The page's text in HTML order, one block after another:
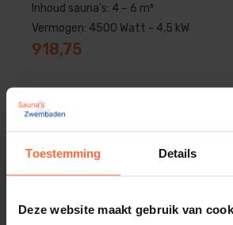
Toestemming Details
Deze website maakt gebruik van
Inhoud sauna's: 4 – 6 m³
Vermogen: 4500 Watt - 4,5 kW
918,75